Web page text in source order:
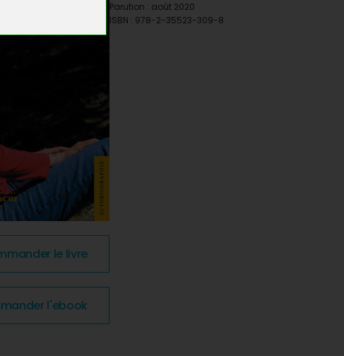
le livre
l'ebook
Parution : août 2020
ISBN : 978-2-35523-309-8